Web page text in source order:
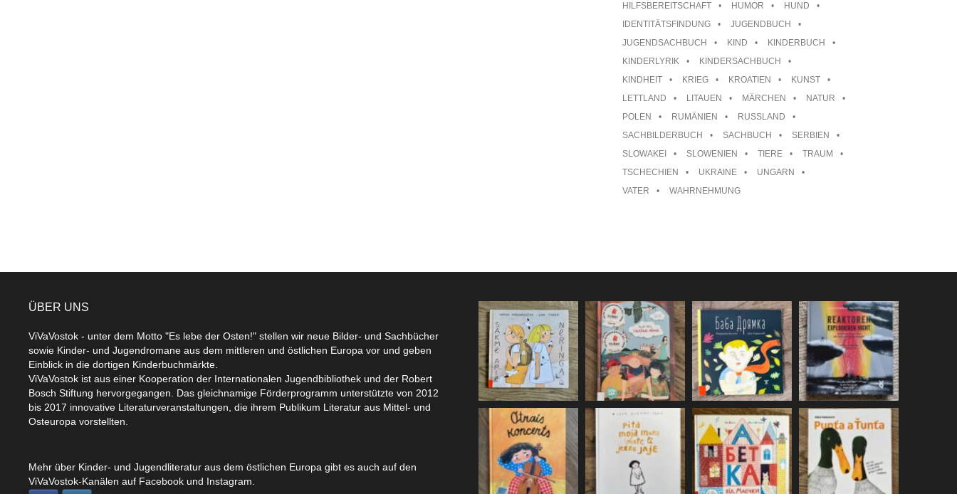
HILFSBEREITSCHAFT
HUMOR
HUND
IDENTITÄTSFINDUNG
JUGENDBUCH
JUGENDSACHBUCH
KIND
KINDERBUCH
KINDERLYRIK
KINDERSACHBUCH
KINDHEIT
KRIEG KROATIEN
KUNST
LETTLAND
LITAUEN MÄRCHEN
NATUR
POLEN
RUMÄNIEN
RUSSLAND
SACHBILDERBUCH
SACHBUCH
SERBIEN
SLOWAKEI
SLOWENIEN TIERE
TRAUM
TSCHECHIEN
UKRAINE
UNGARN
VATER
WAHRNEHMUNG
ÜBER UNS
ViVaVostok - unter dem Motto "Es lebe der Osten!" stellen wir neue Bilder- und Sachbücher
sowie Kinder- und Jugendromane aus dem mittleren und östlichen Europa vor und geben
Einblick in die dortigen Kinderbuchmärkte.
ViVaVostok ist aus einer Kooperation der Internationalen Jugendbibliothek und der Robert
Bosch Stiftung hervorgegangen. Das gleichnamige Förderprogramm unterstützte von 2012
bis 2017 innovative Literaturveranstaltungen, die ihrem Publikum Literatur aus Mittel- und
Osteuropa vorstellten.
Mehr über Kinder- und Jugendliteratur aus dem östlichen Europa gibt es auch auf den
ViVaVostok-Kanälen auf Facebook und Instagram.